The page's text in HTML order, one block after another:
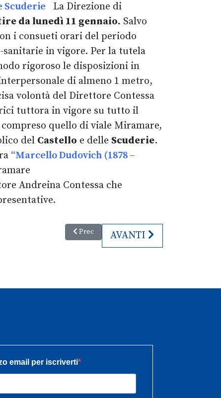
Scuderie La Direzione di
da lunedì 11 gennaio. Salvo
i consueti orari del periodo
in vigore. Per la tutela
rigoroso le disposizioni in
di almeno 1 metro,
volontà del Direttore Contessa
tuttora in vigore su tutto il
quello di viale Miramare,
del Castello e delle Scuderie.
“Marcello Dudovich (1878 –
Andreina Contessa che
Articolo precedente: Passeggiata sul Kolovrat
Prec ARTICOLO
AVANTI